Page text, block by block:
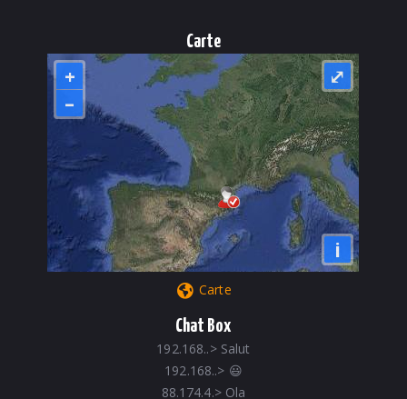
Carte
+
–
i
⤢
Carte
Chat Box
192.168..> Salut
192.168..> 😃
88.174.4.> Ola